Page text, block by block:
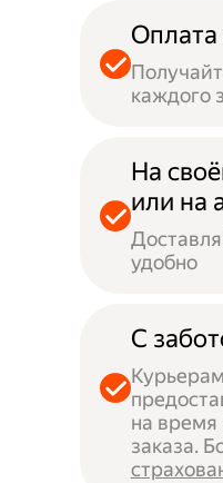
Оплата
каждого
На
или на
удобно
С
на время
заказа.